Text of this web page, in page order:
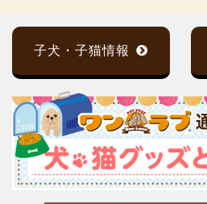
子犬・子猫情報